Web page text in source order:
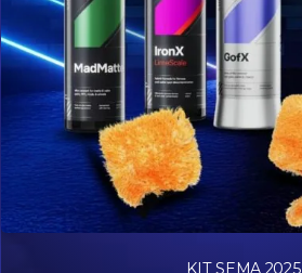
KIT SEMA 2025